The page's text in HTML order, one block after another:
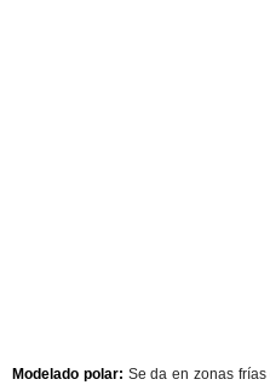
Modelado polar: Se da en zonas frías